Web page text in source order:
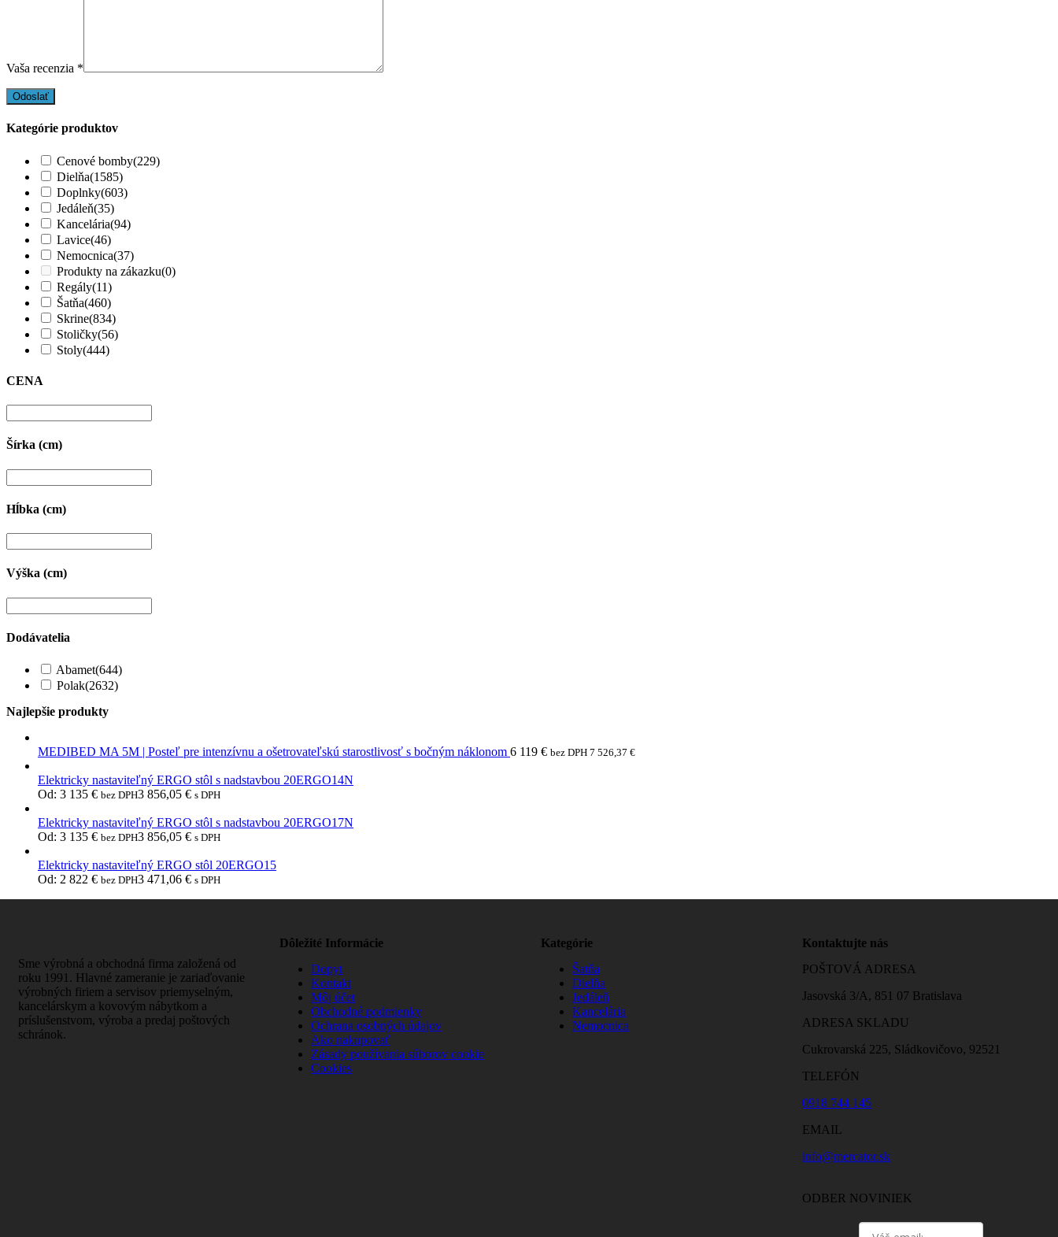
Vaša recenzia *
Kategórie produktov
Cenové bomby(229)
Dielňa(1585)
Doplnky(603)
Jedáleň(35)
Kancelária(94)
Lavice(46)
Nemocnica(37)
Produkty na zákazku(0)
Regály(11)
Šatňa(460)
Skrine(834)
Stoličky(56)
Stoly(444)
CENA
Šírka (cm)
Hĺbka (cm)
Výška (cm)
Dodávatelia
Abamet(644)
Polak(2632)
Najlepšie produkty
MEDIBED MA 5M | Posteľ pre intenzívnu a ošetrovateľskú starostlivosť s bočným náklonom 6 119 € bez DPH 7 526,37 €
Elektricky nastaviteľný ERGO stôl s nadstavbou 20ERGO14N
Od: 3 135 € bez DPH3 856,05 € s DPH
Elektricky nastaviteľný ERGO stôl s nadstavbou 20ERGO17N
Od: 3 135 € bez DPH3 856,05 € s DPH
Elektricky nastaviteľný ERGO stôl 20ERGO15
Od: 2 822 € bez DPH3 471,06 € s DPH
Sme výrobná a obchodná firma založená od
roku 1991. Hlavné zameranie je zariaďovanie
výrobných firiem a servisov priemyselným,
kancelárskym a kovovým nábytkom a
príslušenstvom, výroba a predaj poštových
schránok.
Dôležité Informácie
Dopyt
Kontakt
Môj účet
Obchodné podmienky
Ochrana osobných údajov
Ako nakupovať
Zásady používania súborov cookie
Cookies
Kategórie
Šatňa
Dielňa
Jedáleň
Kancelária
Nemocnica
Kontaktujte nás
POŠTOVÁ ADRESA
Jasovská 3/A, 851 07 Bratislava
ADRESA SKLADU
Cukrovarská 225, Sládkovičovo, 92521
TELEFÓN
0918 744 145
EMAIL
info@mercator.sk
ODBER NOVINIEK